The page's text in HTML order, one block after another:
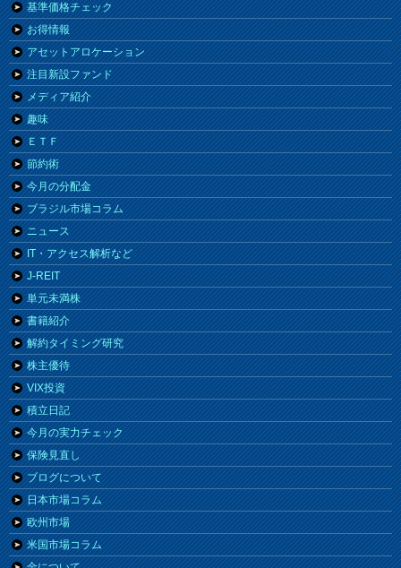
基準価格チェック
お得情報
アセットアロケーション
注目新設ファンド
メディア紹介
趣味
ＥＴＦ
節約術
今月の分配金
ブラジル市場コラム
ニュース
IT・アクセス解析など
J-REIT
単元未満株
書籍紹介
解約タイミング研究
株主優待
VIX投資
積立日記
今月の実力チェック
保険見直し
ブログについて
日本市場コラム
欧州市場
米国市場コラム